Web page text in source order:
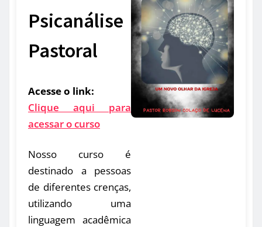
Psicanálise
Pastoral
Acesse o link:
Clique aqui para
acessar o curso
Nosso curso é
destinado a pessoas
de diferentes crenças,
utilizando uma
linguagem acadêmica